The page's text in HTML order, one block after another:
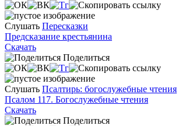
Слушать Пересказки
Предсказание крестьянина
Скачать
Поделиться
Слушать Псалтирь: богослужебные чтения
Псалом 117. Богослужебные чтения
Скачать
Поделиться